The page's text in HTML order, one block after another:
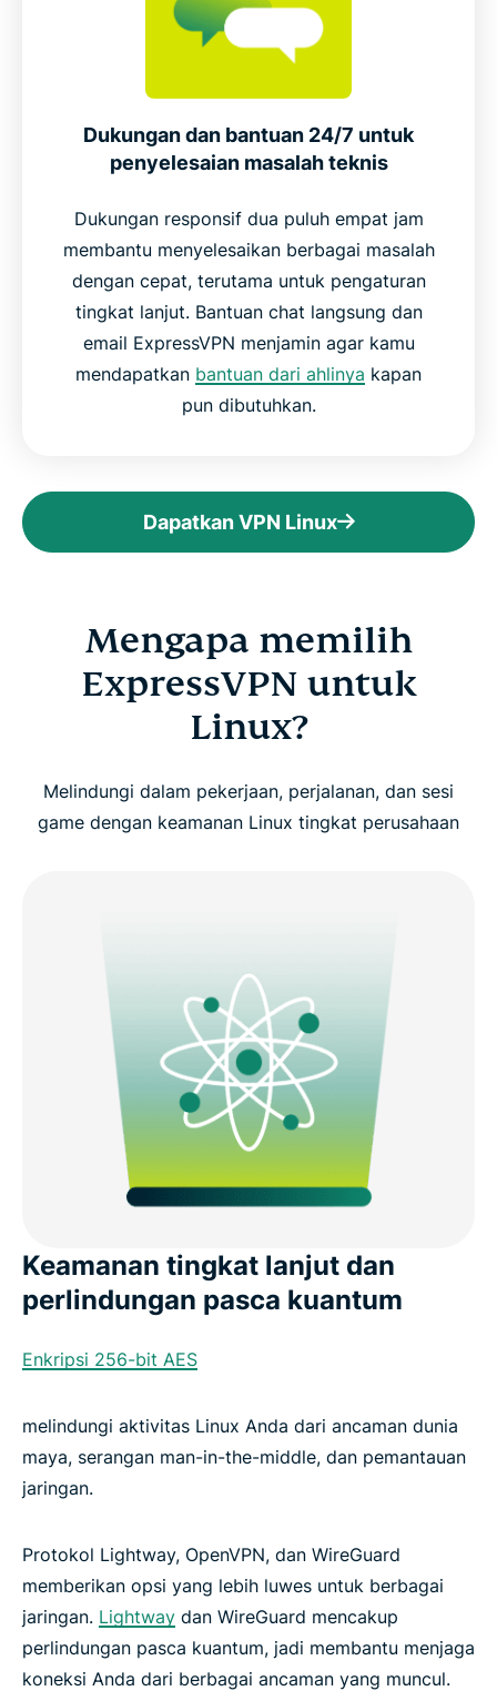
Dukungan dan bantuan 24/7 untuk
penyelesaian masalah teknis
Dukungan responsif dua puluh empat jam
membantu menyelesaikan berbagai masalah
dengan cepat, terutama untuk pengaturan
tingkat lanjut. Bantuan chat langsung dan
email ExpressVPN menjamin agar kamu
mendapatkan bantuan dari ahlinya kapan
pun dibutuhkan.
Dapatkan VPN Linux
Mengapa memilih
ExpressVPN untuk
Linux?
Melindungi dalam pekerjaan, perjalanan, dan sesi
game dengan keamanan Linux tingkat perusahaan
Keamanan tingkat lanjut dan
perlindungan pasca kuantum
Enkripsi 256-bit AES
melindungi aktivitas Linux Anda dari ancaman dunia
maya, serangan man-in-the-middle, dan pemantauan
jaringan.
Protokol Lightway, OpenVPN, dan WireGuard
memberikan opsi yang lebih luwes untuk berbagai
jaringan. Lightway dan WireGuard mencakup
perlindungan pasca kuantum, jadi membantu menjaga
koneksi Anda dari berbagai ancaman yang muncul.